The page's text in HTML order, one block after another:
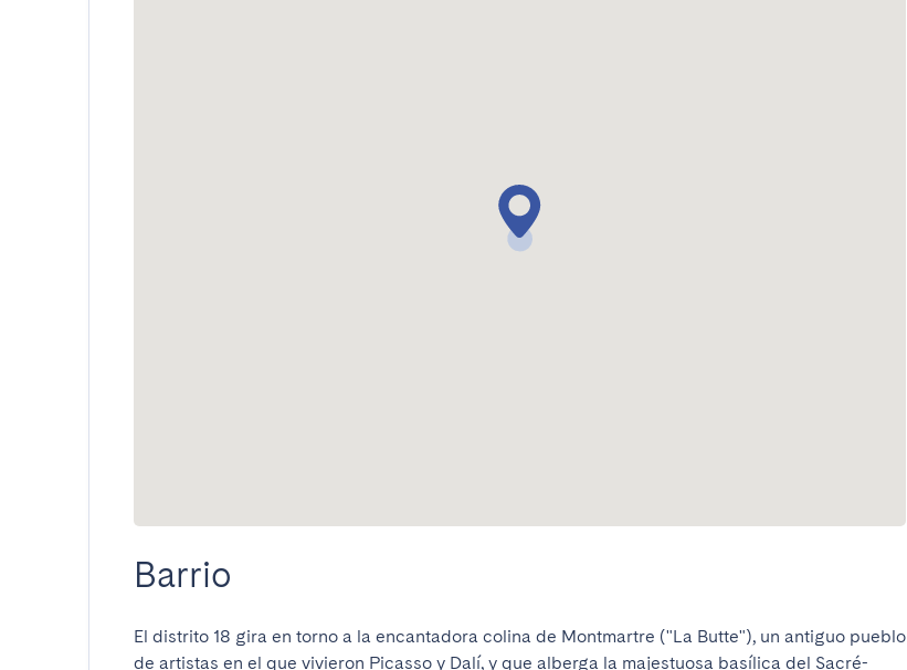
Barrio
El distrito 18 gira en torno a la encantadora colina de Montmartre ("La Butte"), un antiguo pueblo
de artistas en el que vivieron Picasso y Dalí, y que alberga la majestuosa basílica del Sacré-